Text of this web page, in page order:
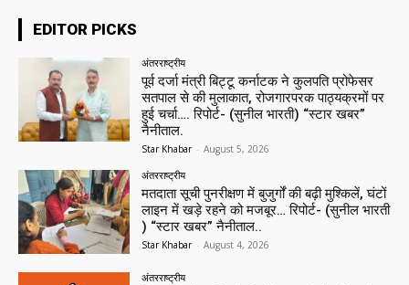
EDITOR PICKS
अंतरराष्ट्रीय
पूर्व दर्जा मंत्री बिट्टू कर्नाटक ने कुलपति प्रोफेसर
सतपाल से की मुलाकात, रोजगारपरक पाठ्यक्रमों पर
हुई चर्चा…. रिपोर्ट- (सुनील भारती) “स्टार खबर”
नैनीताल.
Star Khabar - August 5, 2026
अंतरराष्ट्रीय
मतदाता सूची पुनरीक्षण में बुजुर्गों की बढ़ी मुश्किलें, घंटों
लाइन में खड़े रहने को मजबूर… रिपोर्ट- (सुनील भारती
) “स्टार खबर” नैनीताल..
Star Khabar - August 4, 2026
अंतरराष्ट्रीय